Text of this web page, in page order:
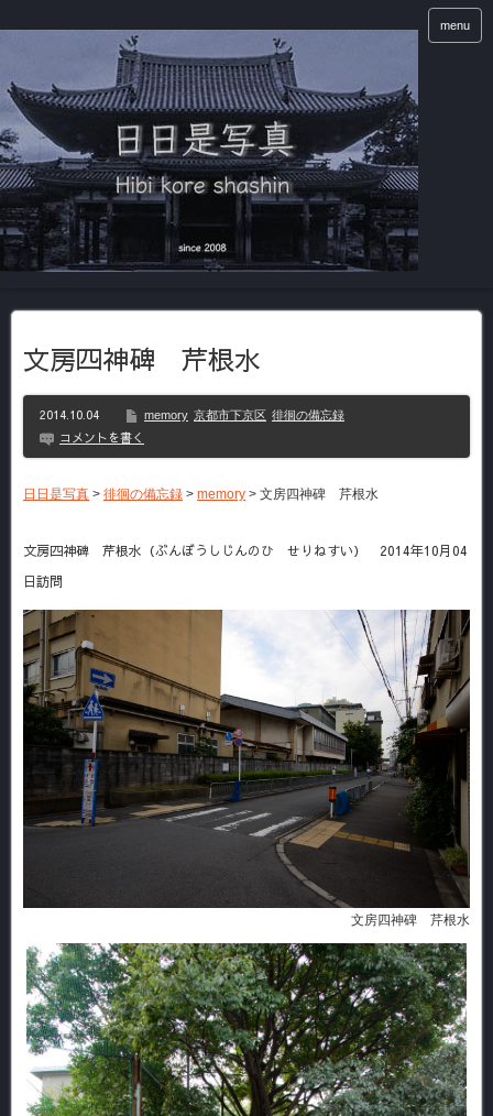
menu
文房四神碑 芹根水
2014.10.04 memory 京都市下京区 徘徊の備忘録
コメントを書く
日日是写真 > 徘徊の備忘録 > memory > 文房四神碑 芹根水
文房四神碑 芹根水（ぶんぼうしじんのひ せりねすい） 2014年10月04
日訪問
文房四神碑 芹根水